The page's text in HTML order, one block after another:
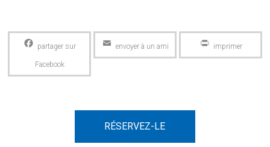
Facebook Email PrintFriendly
RÉSERVEZ-LE